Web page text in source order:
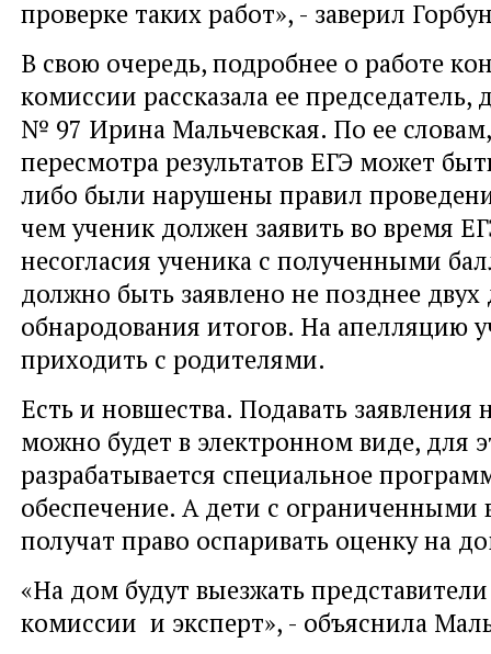
проверке таких работ», - заверил
В свою очередь, подробнее о работе
комиссии рассказала ее
№ 97 Ирина Мальчевская. По ее
пересмотра результатов ЕГЭ может
либо были нарушены правил
чем ученик должен заявить во время
несогласия ученика с полученными
должно быть заявлено не позднее двух
обнародования итогов. На апелляцию
приходить с родителями.
Есть и новшества. Подавать заявления
можно будет в электронном виде, для
разрабатывается специальное
обеспечение. А дети с
получат право оспаривать оценку на
«На дом будут выезжать
комиссии и эксперт», - объяснила